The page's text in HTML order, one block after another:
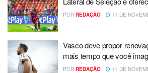
POR REDAÇÃO 11 DE
Vasco deve propor
mais tempo que você
POR REDAÇÃO 11 DE